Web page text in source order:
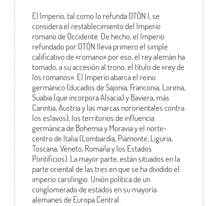
El Imperio, tal como lo refunda OTÓN I, se
considera el restablecimiento del Imperio
romano de Occidente. De hecho, el Imperio
refundado por OTÓN lleva primero el simple
calificativo de «romano» por eso, el rey alemán ha
tomado, a su accesión al trono, el título de «rey de
los romanos». El Imperio abarca el reino
germánico (ducados de Sajonia, Franconia, Lorena,
Suabia (que incorpora Alsacia) y Baviera, más
Carintia, Austria y las marcas nororientales contra
los eslavos), los territorios de influencia
germánica de Bohemia y Moravia y el norte-
centro de Italia (Lombardía, Piamonte, Liguria,
Toscana, Véneto, Romaña y los Estados
Pontificios). La mayor parte, están situados en la
parte oriental de las tres en que se ha dividido el
imperio carolingio. Unión política de un
conglomerado de estados en su mayoría
alemanes de Europa Central.